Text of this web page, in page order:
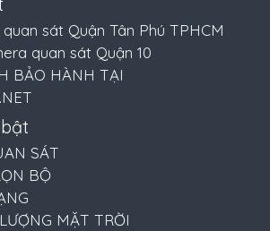
sát Quận Tân Phú TPHCM
quan sát Quận 10
BẢO HÀNH TẠI
SÁT
BỘ
MẶT TRỜI